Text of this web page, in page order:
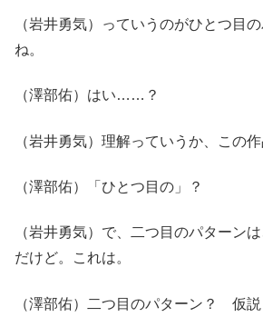
（岩井勇気）っていうのがひとつ目
ね。
（澤部佑）はい……？
（岩井勇気）理解っていうか、この作
（澤部佑）「ひとつ目の」？
（岩井勇気）で、二つ目のパターン
だけど。これは。
（澤部佑）二つ目のパターン？ 仮説